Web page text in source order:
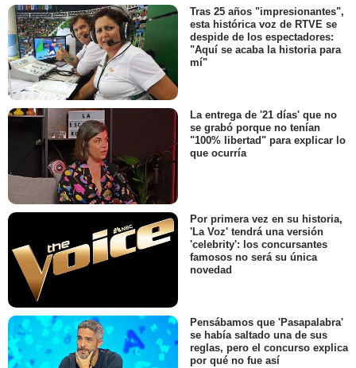
Tras 25 años "impresionantes",
esta histórica voz de RTVE se
despide de los espectadores:
"Aquí se acaba la historia para
mí"
La entrega de '21 días' que no
se grabó porque no tenían
"100% libertad" para explicar lo
que ocurría
Por primera vez en su historia,
'La Voz' tendrá una versión
'celebrity': los concursantes
famosos no será su única
novedad
Pensábamos que 'Pasapalabra'
se había saltado una de sus
reglas, pero el concurso explica
por qué no fue así